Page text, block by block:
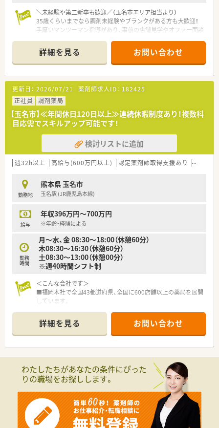
■経験次第で年収600万円という高待遇での提示が可能であり、
現在の給与水準を維持したい方の相談にも柔軟に対応いたしま
す。
■年間休日は125日と業界内でもトップクラスの多さを誇り、心
身ともにリフレッシュしながら長く働き続けることが可能で
す。
■遠方からの就業を希望される場合には、社宅の提供や赴任費用
の相談も受け付けており、移住を伴う転職も強力にバックアップ
＼未経験や第二新卒も歓迎／（玉名市エリア担当より）
35歳くらいまでなら調剤未経験やブランクがある方も大歓迎！
手厚いマンツーマン指導があり、事前の店舗見学やオファー面談
＊------------------------------------------＊
【店舗情報と応需状況について】
■熊本県玉名市に位置しており最寄り駅の玉名駅から車で10分
ほどの距離にある調剤薬局です。
■近隣の医療機関から主に内科や消化器科の処方箋を1日平均
42枚ほど応需しております。
■開局時間は平日の18時までで土曜日は13時までのため、無理
のないスケジュールで働けます。
【募集背景と求める人物像について】
■今後の安定した店舗運営と体制強化を見据えて、正社員として
長く活躍できる方を定期採用します。
■年齢は45歳以下の方を対象としており、第二新卒の方や新婚
の方からのご応募も歓迎しています。
に寄り添った対応ができる方を求めます。
【法人特徴について】
幅広く展開している大手のチェーン企業です。
■医療機関の開業支援も行うことで良好な関係を築いており、積
■健康サポート薬局の届出数が全国1位の実績を誇り、地域に貢
献するかかりつけ薬局を目指しています。
【求人情報について】
て年収430万〜550万円が可能です。
■昇給は年1回の勤務成績に基づき実施され、賞与は年2回で約
3.6ヶ月分の高い支給目安があります。
■月額最大7万円の地域手当や薬剤師手当、家族手当など大手法
人ならではの手厚い諸手当が揃っています。
詳細を見る お問い合わせ
更新日： 2026/07/21 薬剤師求人ID： 182425
正社員
調剤薬局
【玉名市】≪年間休日120日以上≫連続休暇制度あり！複数科
目応需でスキルアップ可能です！
検討リストに追加
週32h以上 高給与(600万円以上) 認定薬剤師取得支援あり 教育制
勤務地
熊本県 玉名市
玉名駅 (JR鹿児島本線)
給与
年収396万円～700万円
※年齢・経験による
勤務
時間
月～水、金 08:30～18:00（休憩60分）
木08:30～16:30（休憩60分）
土08:30～13:00（休憩00分）
※週40時間シフト制
＜こんな会社です＞
■福岡本社で全国43都道府県、全国に600店舗以上の薬局を展開
しています。
コミュニケーションを図っています。
■全国転勤がないエリア社員もありますので、地元で長く勤務す
る事も可能です。
（異動・転勤について）
②エリア社員：限定した地区内での転居を伴う異動が可能な社員
③薬剤師職Ⅲ（ローカル社員）：転居を伴う異動がない社員から選
択可能です。
※①②は借上社宅が適用、③は住宅補助手当もございます。
＜休暇制度・福利厚生も充実です＞
■正社員であれば有給は入社時から付与。勤務年数に応じて最
大20日付与がございます。
詳細を見る お問い合わせ
わたしたちがあなたの条件にぴった
りの職場をお探しします。